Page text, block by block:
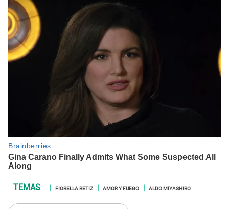
FIORELLA RETIZ AMOR Y FUEGO ALDO MIYASHIRO